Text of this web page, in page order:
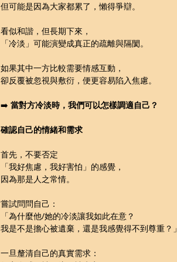
但可能是因為大家都累了，懶得爭辯。
看似和諧，但長期下來，
「冷淡」可能演變成真正的疏離與隔閡。
如果其中一方比較需要情感互動，
卻反覆被忽視與敷衍，便更容易陷入焦慮。
➡️ 當對方冷淡時，我們可以怎樣調適自己？
確認自己的情緒和需求
首先，不要否定
「我好焦慮，我好害怕」的感覺，
因為那是人之常情。
嘗試問問自己：
「為什麼他/她的冷淡讓我如此在意？
我是不是擔心被遺棄，還是我感覺得不到尊重？」
一旦釐清自己的真實需求：